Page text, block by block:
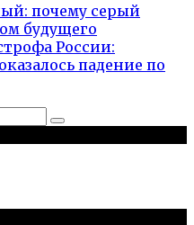
почему серый
будущего
России:
падение по